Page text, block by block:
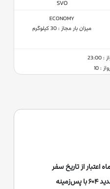
SVO
ECONOMY
میزان بار مجاز : 30 کیلوگرم
: 10
یک قطعه عکس پرسنلی جدید ۴×۶ با پس‌زمینه